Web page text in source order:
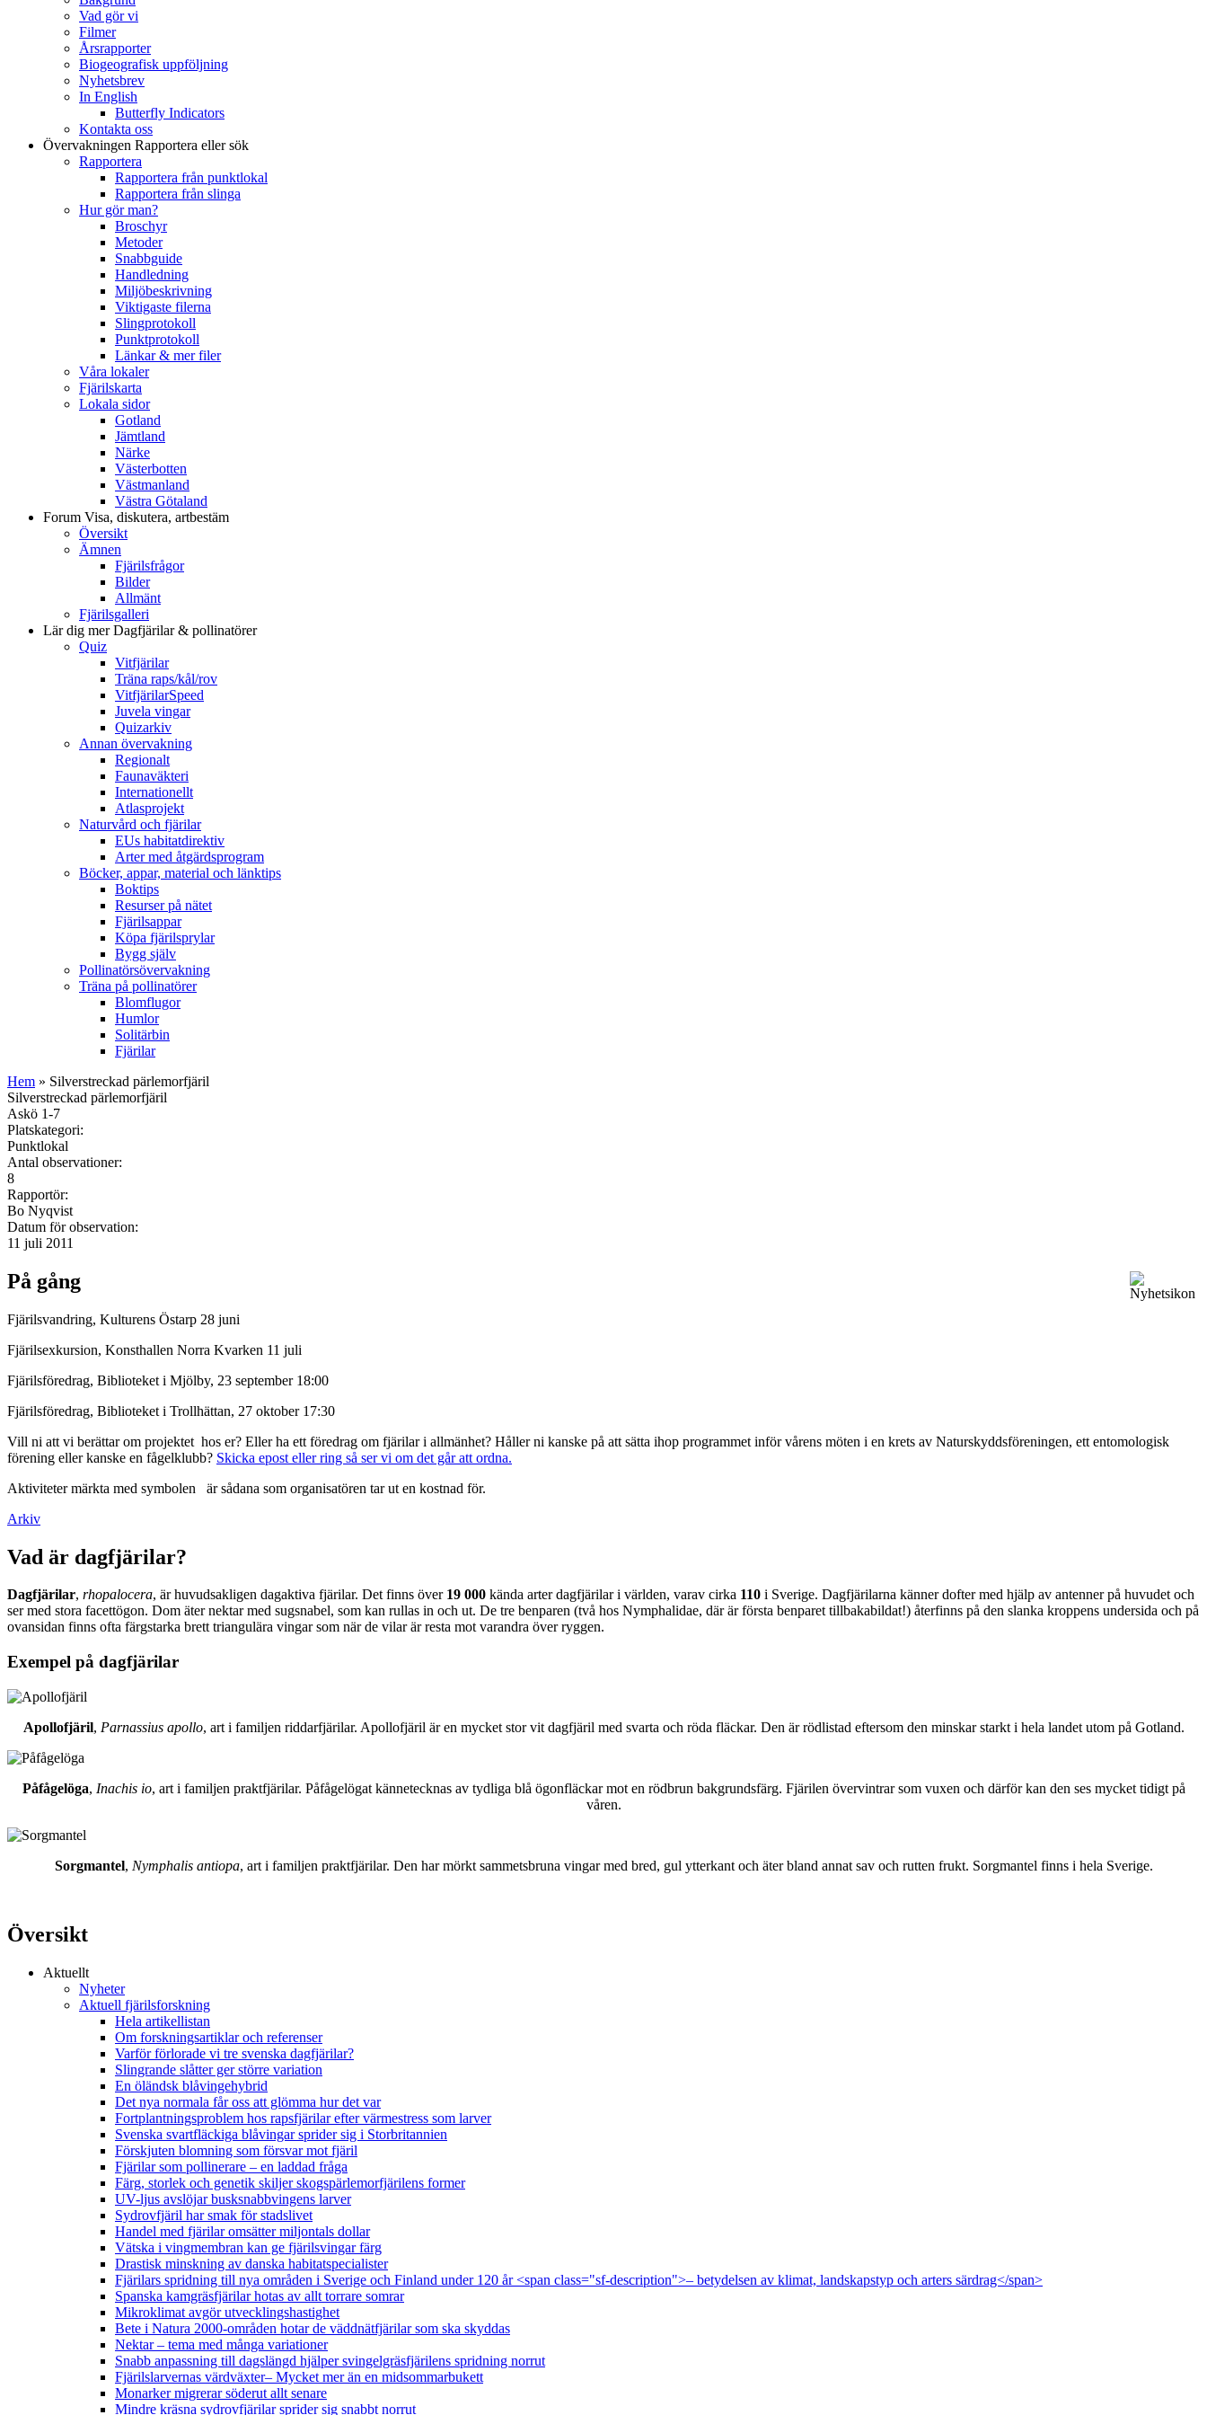
Vad gör vi
Filmer
Årsrapporter
Biogeografisk uppföljning
Nyhetsbrev
In English
Butterfly Indicators
Kontakta oss
Övervakningen Rapportera eller sök
Rapportera
Rapportera från punktlokal
Rapportera från slinga
Hur gör man?
Broschyr
Metoder
Snabbguide
Handledning
Miljöbeskrivning
Viktigaste filerna
Slingprotokoll
Punktprotokoll
Länkar & mer filer
Våra lokaler
Fjärilskarta
Lokala sidor
Gotland
Jämtland
Närke
Västerbotten
Västmanland
Västra Götaland
Forum Visa, diskutera, artbestäm
Översikt
Ämnen
Fjärilsfrågor
Bilder
Allmänt
Fjärilsgalleri
Lär dig merDagfjärilar & pollinatörer
Quiz
Vitfjärilar
Träna raps/kål/rov
VitfjärilarSpeed
Juvela vingar
Quizarkiv
Annan övervakning
Regionalt
Faunaväkteri
Internationellt
Atlasprojekt
Naturvård och fjärilar
EUs habitatdirektiv
Arter med åtgärdsprogram
Böcker, appar, material och länktips
Boktips
Resurser på nätet
Fjärilsappar
Köpa fjärilsprylar
Bygg själv
Pollinatörsövervakning
Träna på pollinatörer
Blomflugor
Humlor
Solitärbin
Fjärilar
Hem » Silverstreckad pärlemorfjäril
Silverstreckad pärlemorfjäril
Askö 1-7
Platskategori:
Punktlokal
Antal observationer:
8
Rapportör:
Bo Nyqvist
Datum för observation:
11 juli 2011
På gång
Fjärilsvandring, Kulturens Östarp 28 juni
Fjärilsexkursion, Konsthallen Norra Kvarken 11 juli
Fjärilsföredrag, Biblioteket i Mjölby, 23 september 18:00
Fjärilsföredrag, Biblioteket i Trollhättan, 27 oktober 17:30
Vill ni att vi berättar om projektet hos er? Eller ha ett föredrag om fjärilar i allmänhet? Håller ni kanske på att sätta ihop programmet inför vårens möten i en krets av Naturskyddsföreningen, ett entomologisk
förening eller kanske en fågelklubb? Skicka epost eller ring så ser vi om det går att ordna.
Aktiviteter märkta med symbolen
är sådana som organisatören tar ut en kostnad för.
Arkiv
Vad är dagfjärilar?
Dagfjärilar, rhopalocera, är huvudsakligen dagaktiva fjärilar. Det finns över 19 000 kända arter dagfjärilar i världen, varav cirka 110 i Sverige. Dagfjärilarna känner dofter med hjälp av antenner på huvudet och
ser med stora facettögon. Dom äter nektar med sugsnabel, som kan rullas in och ut. De tre benparen (två hos Nymphalidae, där är första benparet tillbakabildat!) återfinns på den slanka kroppens undersida och på
ovansidan finns ofta färgstarka brett triangulära vingar som när de vilar är resta mot varandra över ryggen.
Exempel på dagfjärilar
Apollofjäril, Parnassius apollo, art i familjen riddarfjärilar. Apollofjäril är en mycket stor vit dagfjäril med svarta och röda fläckar. Den är rödlistad eftersom den minskar starkt i hela landet utom på Gotland.
Påfågelöga, Inachis io, art i familjen praktfjärilar. Påfågelögat kännetecknas av tydliga blå ögonfläckar mot en rödbrun bakgrundsfärg. Fjärilen övervintrar som vuxen och därför kan den ses mycket tidigt på
våren.
Sorgmantel, Nymphalis antiopa, art i familjen praktfjärilar. Den har mörkt sammetsbruna vingar med bred, gul ytterkant och äter bland annat sav och rutten frukt. Sorgmantel finns i hela Sverige.
Översikt
Aktuellt
Nyheter
Aktuell fjärilsforskning
Hela artikellistan
Om forskningsartiklar och referenser
Varför förlorade vi tre svenska dagfjärilar?
Slingrande slåtter ger större variation
En öländsk blåvingehybrid
Det nya normala får oss att glömma hur det var
Fortplantningsproblem hos rapsfjärilar efter värmestress som larver
Svenska svartfläckiga blåvingar sprider sig i Storbritannien
Förskjuten blomning som försvar mot fjäril
Fjärilar som pollinerare – en laddad fråga
Färg, storlek och genetik skiljer skogspärlemorfjärilens former
UV-ljus avslöjar busksnabbvingens larver
Sydrovfjäril har smak för stadslivet
Handel med fjärilar omsätter miljontals dollar
Vätska i vingmembran kan ge fjärilsvingar färg
Drastisk minskning av danska habitatspecialister
Fjärilars spridning till nya områden i Sverige och Finland under 120 år <span class="sf-description">– betydelsen av klimat, landskapstyp och arters särdrag</span>
Spanska kamgräsfjärilar hotas av allt torrare somrar
Mikroklimat avgör utvecklingshastighet
Bete i Natura 2000-områden hotar de väddnätfjärilar som ska skyddas
Nektar – tema med många variationer
Snabb anpassning till dagslängd hjälper svingelgräsfjärilens spridning norrut
Fjärilslarvernas värdväxter– Mycket mer än en midsommarbukett
Monarker migrerar söderut allt senare
Mindre kräsna sydrovfjärilar sprider sig snabbt norrut